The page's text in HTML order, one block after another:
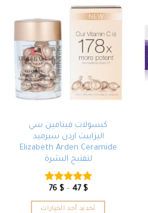
كبسولات فيتامين سي
اليزابيث اردن سيرميد
Elizabeth Arden Ceramide
لتفتيح البشرة
تم التقييم
4.80من 5
47 $
–
76 $
تحديد أحد الخيارات